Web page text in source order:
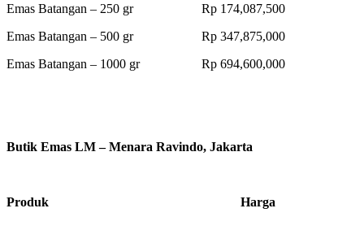
Emas Batangan – 250 gr Rp 174,087,500
Emas Batangan – 500 gr Rp 347,875,000
Emas Batangan – 1000 gr Rp 694,600,000
Butik Emas LM – Menara Ravindo, Jakarta
Produk Harga